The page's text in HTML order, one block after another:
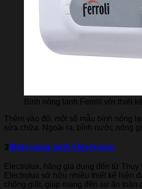
Bình nóng lạnh Ferolli với thiết
Thêm vào đó, một số mẫu bình nóng
sửa chữa. Ngoài ra, bình nước nóng
3​Bình nóng lạnh Electrolux
Electrolux, hãng gia dụng đến từ
Electrolux sở hữu nhiều thiết kế hiện
chống giật, giúp mang đến sự ăn